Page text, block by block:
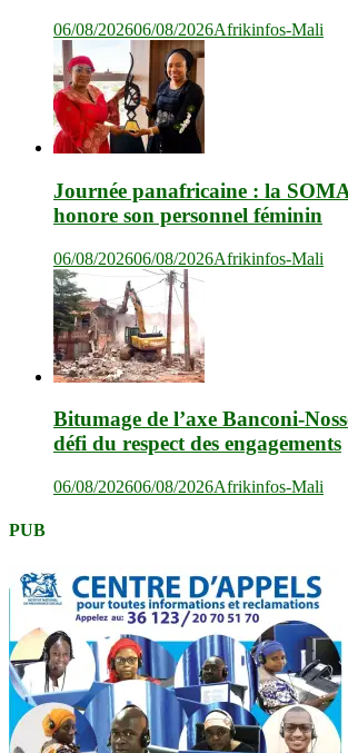
06/08/202606/08/2026Afrikinfos-Mali
Journée panafricaine : la
honore son personnel féminin
06/08/202606/08/2026Afrikinfos-Mali
Bitumage de l’axe Banconi-
défi du respect des engagements
06/08/202606/08/2026Afrikinfos-Mali
PUB